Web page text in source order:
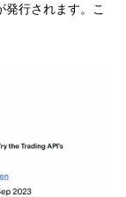
行されます。こ